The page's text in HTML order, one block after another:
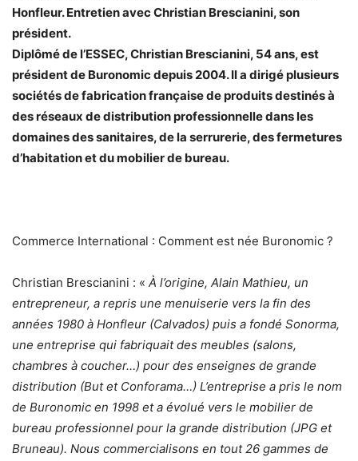
Honfleur. Entretien avec Christian Brescianini, son
président.
Diplômé de l’ESSEC, Christian Brescianini, 54 ans, est
président de Buronomic depuis 2004. Il a dirigé plusieurs
sociétés de fabrication française de produits destinés à
des réseaux de distribution professionnelle dans les
domaines des sanitaires, de la serrurerie, des fermetures
d’habitation et du mobilier de bureau.
Commerce International : Comment est née Buronomic ?
Christian Brescianini : « À l’origine, Alain Mathieu, un
entrepreneur, a repris une menuiserie vers la fin des
années 1980 à Honfleur (Calvados) puis a fondé Sonorma,
une entreprise qui fabriquait des meubles (salons,
chambres à coucher…) pour des enseignes de grande
distribution (But et Conforama…) L’entreprise a pris le nom
de Buronomic en 1998 et a évolué vers le mobilier de
bureau professionnel pour la grande distribution (JPG et
Bruneau). Nous commercialisons en tout 26 gammes de